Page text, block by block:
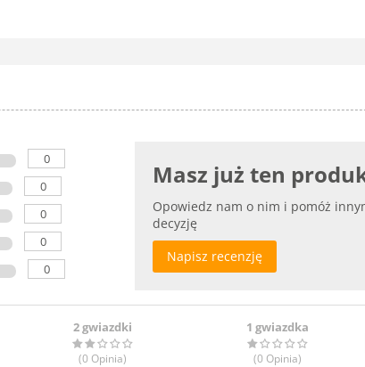
0
0
0
0
0
Masz już ten
Opowiedz nam o nim i pomóż
decyzję
Napisz recenzję
2 gwiazdki
(0 Opinia)
1 gwiazdka
(0 Opinia)